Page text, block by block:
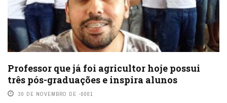
Professor que já foi agricultor hoje possui
três pós-graduações e inspira alunos
30 DE NOVEMBRO DE -0001